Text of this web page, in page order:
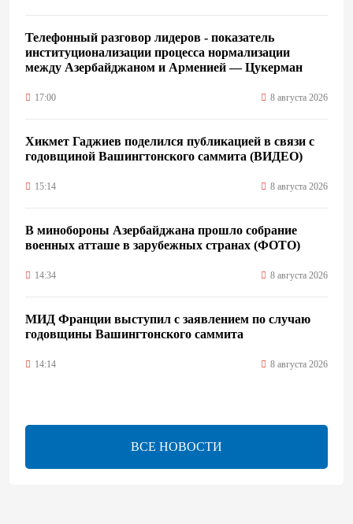
Телефонный разговор лидеров - показатель
институционализации процесса нормализации
между Азербайджаном и Арменией — Цукерман
17:00 8 августа 2026
Хикмет Гаджиев поделился публикацией в связи с
годовщиной Вашингтонского саммита (ВИДЕО)
15:14 8 августа 2026
В минобороны Азербайджана прошло собрание
военных атташе в зарубежных странах (ФОТО)
14:34 8 августа 2026
МИД Франции выступил с заявлением по случаю
годовщины Вашингтонского саммита
14:14 8 августа 2026
синхронизировали курс на мир
ВСЕ НОВОСТИ